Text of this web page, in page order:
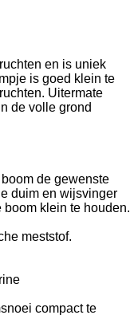
en is uniek
is goed klein te
Uitermate
de volle grond
de gewenste
duim en wijsvinger
klein te houden.
meststof.
compact te